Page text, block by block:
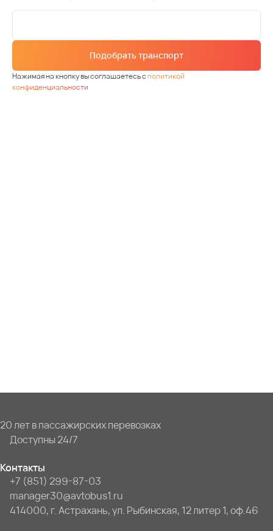
Подобрать транспорт
Нажимая на кнопку вы соглашаетесь сполитикой
конфиденциальности
20 лет в пассажирских перевозках
Доступны 24/7
Контакты
+7 (851) 299-87-03
manager30@avtobus1.ru
414000, г. Астрахань, ул. Рыбинская, 12 литер 1, оф.46